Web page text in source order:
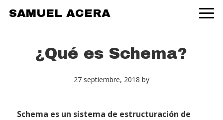
SAMUEL ACERA
¿Qué es Schema?
27 septiembre, 2018 by
Schema es un sistema de estructuración de